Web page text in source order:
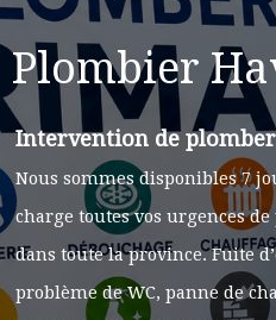
Plombier
Intervention de
Nous sommes disponibles 7
charge toutes vos urgences
dans toute la province. Fuite
problème de WC, panne de